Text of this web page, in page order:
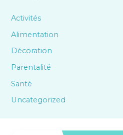
Activités
Alimentation
Décoration
Parentalité
Santé
Uncategorized